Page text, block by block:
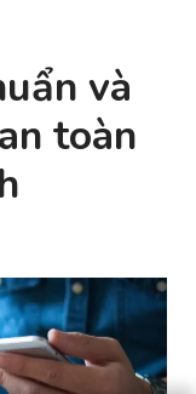
và
toàn